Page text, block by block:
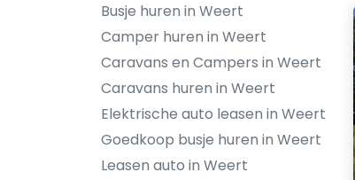
Busje huren in Weert
Camper huren in Weert
Caravans en Campers in Weert
Caravans huren in Weert
Elektrische auto leasen in Weert
Goedkoop busje huren in Weert
Leasen auto in Weert